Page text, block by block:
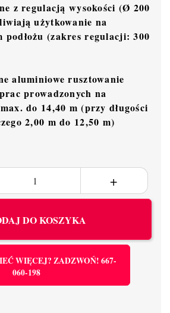
z regulacją wysokości (Ø 200
użytkowanie na
podłożu (zakres regulacji: 300
aluminiowe rusztowanie
prowadzonych na
do 14,40 m (przy długości
2,00 m do 12,50 m)
DO KOSZYKA
WIĘCEJ? ZADZWOŃ! 667-
060-198